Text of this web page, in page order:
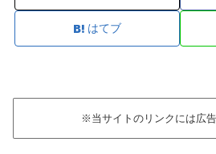
はてブ
※当サイトのリンクには広